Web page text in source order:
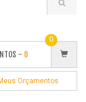
- 0
0
Orçamentos